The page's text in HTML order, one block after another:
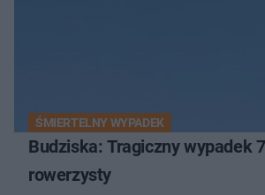
ŚMIERTELNY WYPADEK
Budziska: Tragiczny wypadek
rowerzysty